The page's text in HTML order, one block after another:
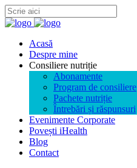
Acasă
Despre mine
Consiliere nutriție
Abonamente
Program de consiliere
Pachete nutriție
Întrebări și răspunsuri
Evenimente Corporate
Povești iHealth
Blog
Contact